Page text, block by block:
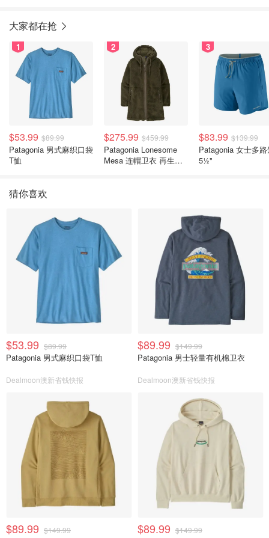
大家都在抢
1
$53.99 $89.99
Patagonia 男式麻织口袋
T恤
2
$275.99 $459.99
Patagonia Lonesome
Mesa 连帽卫衣 再生聚
3
$83.99 $139.99
Patagonia 女士多
5½"
猜你喜欢
$53.99 $89.99
Patagonia 男式麻织口袋T恤
Dealmoon澳新省钱快报
$89.99 $149.99
Patagonia 男士轻量有机棉卫衣
Dealmoon澳新省钱快报
$89.99 $149.99 $89.99 $149.99